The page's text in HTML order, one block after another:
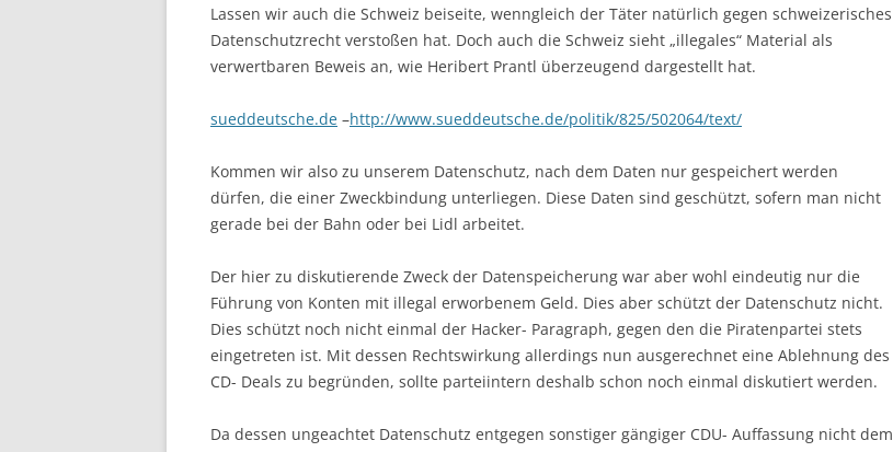
Lassen wir auch die Schweiz beiseite, wenngleich der Täter natürlich gegen schweizerisches
Datenschutzrecht verstoßen hat. Doch auch die Schweiz sieht „illegales“ Material als
verwertbaren Beweis an, wie Heribert Prantl überzeugend dargestellt hat.
sueddeutsche.de –http://www.sueddeutsche.de/politik/825/502064/text/
Kommen wir also zu unserem Datenschutz, nach dem Daten nur gespeichert werden
dürfen, die einer Zweckbindung unterliegen. Diese Daten sind geschützt, sofern man nicht
gerade bei der Bahn oder bei Lidl arbeitet.
Der hier zu diskutierende Zweck der Datenspeicherung war aber wohl eindeutig nur die
Führung von Konten mit illegal erworbenem Geld. Dies aber schützt der Datenschutz nicht.
Dies schützt noch nicht einmal der Hacker- Paragraph, gegen den die Piratenpartei stets
eingetreten ist. Mit dessen Rechtswirkung allerdings nun ausgerechnet eine Ablehnung des
CD- Deals zu begründen, sollte parteiintern deshalb schon noch einmal diskutiert werden.
Da dessen ungeachtet Datenschutz entgegen sonstiger gängiger CDU- Auffassung nicht dem